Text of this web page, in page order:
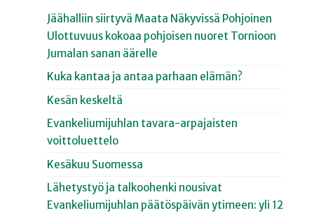
Jäähalliin siirtyvä Maata Näkyvissä Pohjoinen
Ulottuvuus kokoaa pohjoisen nuoret Tornioon
Jumalan sanan äärelle
Kuka kantaa ja antaa parhaan elämän?
Kesän keskeltä
Evankeliumijuhlan tavara-arpajaisten
voittoluettelo
Kesäkuu Suomessa
Lähetystyö ja talkoohenki nousivat
Evankeliumijuhlan päätöspäivän ytimeen: yli 12